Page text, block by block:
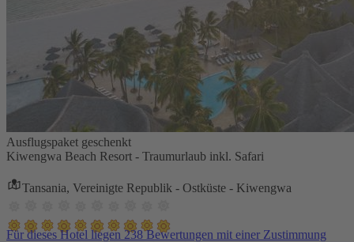
Ausflugspaket geschenkt
Kiwengwa Beach Resort - Traumurlaub inkl. Safari
Tansania, Vereinigte Republik - Ostküste - Kiwengwa
Für dieses Hotel liegen 238 Bewertungen mit einer Zustimmung